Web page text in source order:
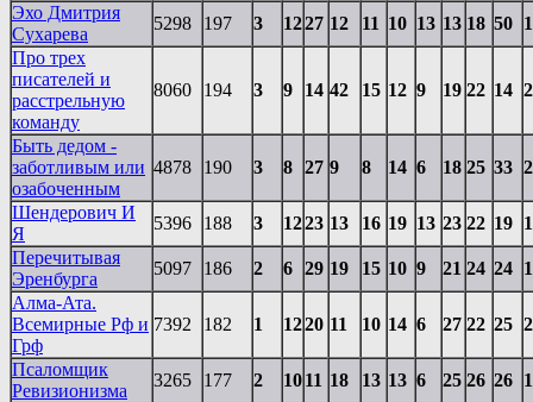
Эхо Дмитрия
Сухарева
5298 197 3 1227 12 11 10 13 13 18 50
Про трех
писателей и
расстрельную
команду
8060 194 3 9 14 42 15 12 9 19 22 14
Быть дедом -
заботливым или
озабоченным
4878 190 3 8 27 9 8 14 6 18 25 33
Шендерович И
Я
5396 188 3 1223 13 16 19 13 23 22 19
Перечитывая
Эренбурга
5097 186 2 6 29 19 15 10 9 21 24 24
Алма-Ата.
Всемирные Рф и
Грф
7392 182 1 1220 11 10 14 6 27 22 25
Псаломщик
Ревизионизма
3265 177 2 1011 18 13 13 6 25 26 26